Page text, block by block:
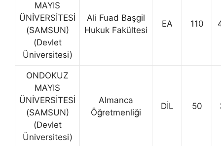
MAYIS
ÜNİVERSİTESİ
(SAMSUN)
(Devlet
Üniversitesi)
Ali Fuad Başgil
Hukuk Fakültesi
EA 110
ONDOKUZ
MAYIS
ÜNİVERSİTESİ
(SAMSUN)
(Devlet
Üniversitesi)
Almanca
Öğretmenliği
DİL 50